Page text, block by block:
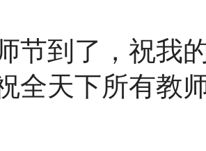
到了，祝我的
全天下所有教